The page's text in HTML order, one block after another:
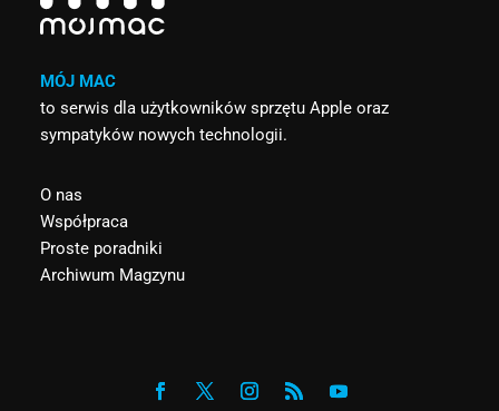
MÓJ MAC
to serwis dla użytkowników sprzętu Apple oraz
sympatyków nowych technologii.
O nas
Współpraca
Proste poradniki
Archiwum Magzynu